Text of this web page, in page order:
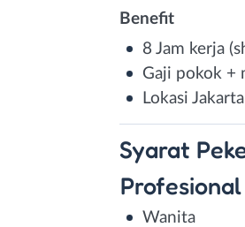
Benefit
8 Jam kerja
Gaji pokok +
Lokasi
Syarat
Wanita